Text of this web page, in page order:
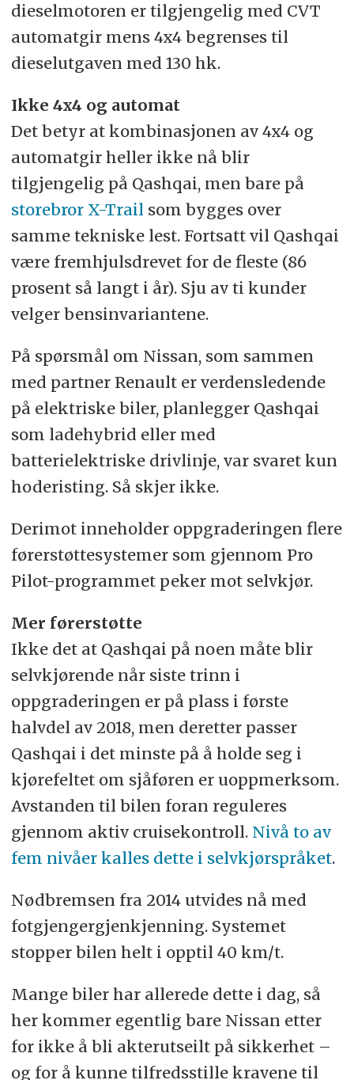
dieselmotoren er tilgjengelig med CVT
automatgir mens 4x4 begrenses til
dieselutgaven med 130 hk.
Ikke 4x4 og automat
Det betyr at kombinasjonen av 4x4 og
automatgir heller ikke nå blir
tilgjengelig på Qashqai, men bare på
storebror X-Trail som bygges over
samme tekniske lest. Fortsatt vil Qashqai
være fremhjulsdrevet for de fleste (86
prosent så langt i år). Sju av ti kunder
velger bensinvariantene.
På spørsmål om Nissan, som sammen
med partner Renault er verdensledende
på elektriske biler, planlegger Qashqai
som ladehybrid eller med
batterielektriske drivlinje, var svaret kun
hoderisting. Så skjer ikke.
Derimot inneholder oppgraderingen flere
førerstøttesystemer som gjennom Pro
Pilot-programmet peker mot selvkjør.
Mer førerstøtte
Ikke det at Qashqai på noen måte blir
selvkjørende når siste trinn i
oppgraderingen er på plass i første
halvdel av 2018, men deretter passer
Qashqai i det minste på å holde seg i
kjørefeltet om sjåføren er uoppmerksom.
Avstanden til bilen foran reguleres
gjennom aktiv cruisekontroll. Nivå to av
fem nivåer kalles dette i selvkjørspråket.
Nødbremsen fra 2014 utvides nå med
fotgjengergjenkjenning. Systemet
stopper bilen helt i opptil 40 km/t.
Mange biler har allerede dette i dag, så
her kommer egentlig bare Nissan etter
for ikke å bli akterutseilt på sikkerhet –
og for å kunne tilfredsstille kravene til